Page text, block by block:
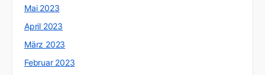
Mai 2023
April 2023
März 2023
Februar 2023